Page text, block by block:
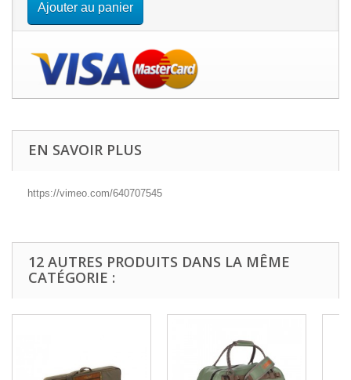
Ajouter au panier
EN SAVOIR PLUS
https://vimeo.com/640707545
12 AUTRES PRODUITS DANS LA MÊME
CATÉGORIE :